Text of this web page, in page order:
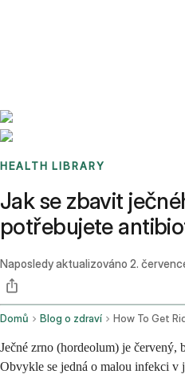
HEALTH LIBRARY
Jak se zbavit
potřebujete
Naposledy aktualizováno 2.
Domů Blog o zdraví
Ječné zrno (hordeolum) je
Obvykle se jedná o malou infekci v